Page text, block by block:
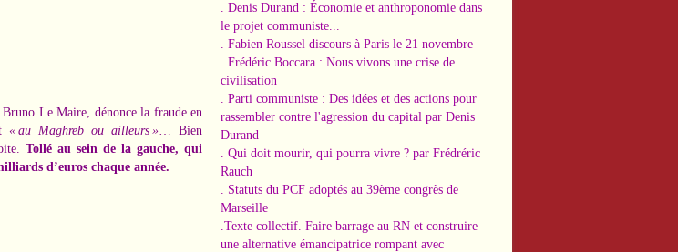
Le Maire, dénonce la fraude en
« au Maghreb ou ailleurs »… Bien
Tollé au sein de la gauche, qui
d’euros chaque année.
. Denis Durand : Économie et anthroponomie dans
le projet communiste...
. Fabien Roussel discours à Paris le 21 novembre
. Frédéric Boccara : Nous vivons une crise de
civilisation
. Parti communiste : Des idées et des actions pour
rassembler contre l'agression du capital par Denis
Durand
. Qui doit mourir, qui pourra vivre ? par Frédréric
Rauch
. Statuts du PCF adoptés au 39ème congrès de
Marseille
.Texte collectif. Faire barrage au RN et construire
une alternative émancipatrice rompant avec